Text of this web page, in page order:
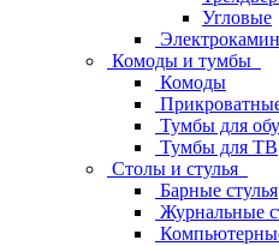
Угловые
Комоды и тумбы
Комоды
Тумбы для
Тумбы для ТВ
Столы и стулья
Барные стулья
Журнальные